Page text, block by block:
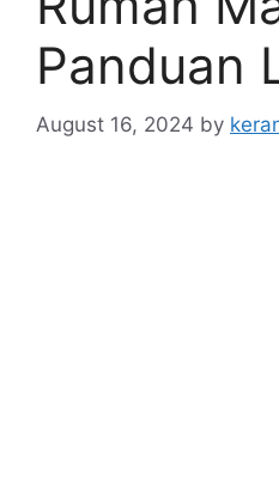
Panduan
August 16, 2024 by